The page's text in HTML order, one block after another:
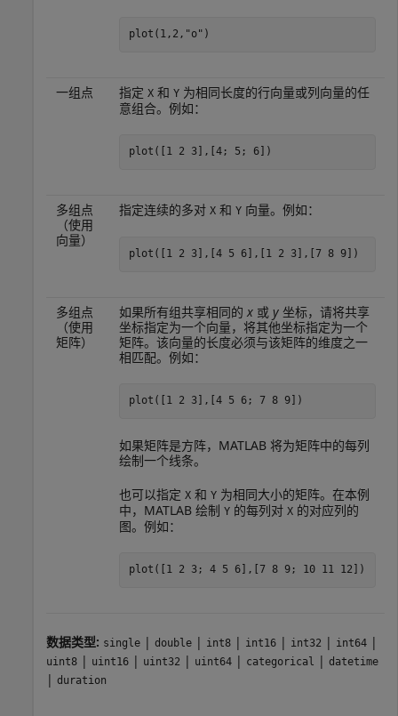
plot(1,2, "o" )
一组点 指定 X和 Y为相同长度的行向量或列向量的任
意组合。例如：
plot([1 2 3],[4; 5; 6])
多组点
（使用
向量）
指定连续的多对 X和 Y向量。例如：
plot([1 2 3],[4 5 6],[1 2 3],[7 8 9])
多组点
（使用
矩阵）
如果所有组共享相同的 x或 y坐标，请将共享
坐标指定为一个向量，将其他坐标指定为一个
矩阵。该向量的长度必须与该矩阵的维度之一
相匹配。例如：
plot([1 2 3],[4 5 6; 7 8 9])
如果矩阵是方阵，MATLAB 将为矩阵中的每列
绘制一个线条。
也可以指定 X和 Y为相同大小的矩阵。在本例
中，MATLAB 绘制 Y的每列对 X的对应列的
图。例如：
plot([1 2 3; 4 5 6],[7 8 9; 10 11 12])
数据类型: single | double | int8 | int16 | int32 | int64 |
uint8 | uint16 | uint32 | uint64 | categorical | datetime
| duration